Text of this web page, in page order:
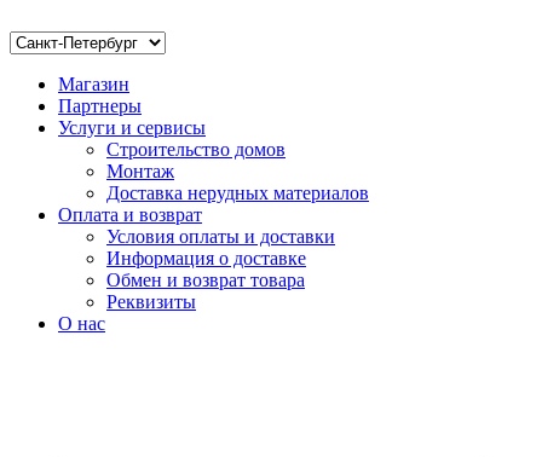
Магазин
Партнеры
Услуги и сервисы
Строительство домов
Монтаж
Доставка нерудных материалов
Оплата и возврат
Условия оплаты и доставки
Информация о доставке
Обмен и возврат товара
Реквизиты
О нас